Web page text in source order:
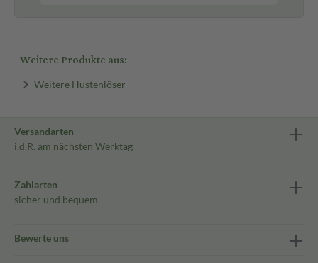
Weitere Produkte aus:
Weitere Hustenlöser
Versandarten
i.d.R. am nächsten Werktag
Zahlarten
sicher und bequem
Bewerte uns